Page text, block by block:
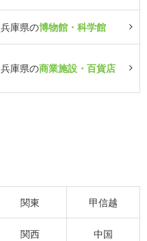
兵庫県の博物館・科学館
兵庫県の商業施設・百貨店
関東 甲信越
関西 中国